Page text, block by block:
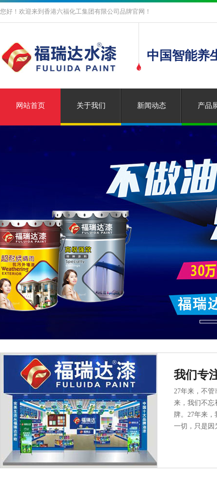
您好！欢迎来到香港六福化工集团有限公司品牌官网！
中国智能养
网站首页 关于我们 新闻动态 产品
我们专
27年来，不
来，我们不忘
牌。27年来
一切，只是因